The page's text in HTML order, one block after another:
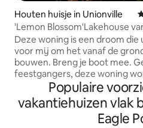
Houten huisje in Unionville
'Lemon Blossom'Lakehouse van
Brownsmith Studios
Deze woning is een droom
voor mij om het vanaf de
bouwen. Breng je boot mee.
feestgangers, deze woning
aangeboden aan gezinnen en
die mijn buren of onze rustige
zullen storen. De woning
een stoomdouche, kingsize
Populaire
vakantiehuizen vlak
Eagle